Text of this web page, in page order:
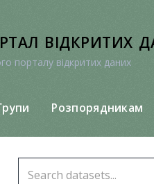
відкритих
порталу відкритих даних
Розпорядникам